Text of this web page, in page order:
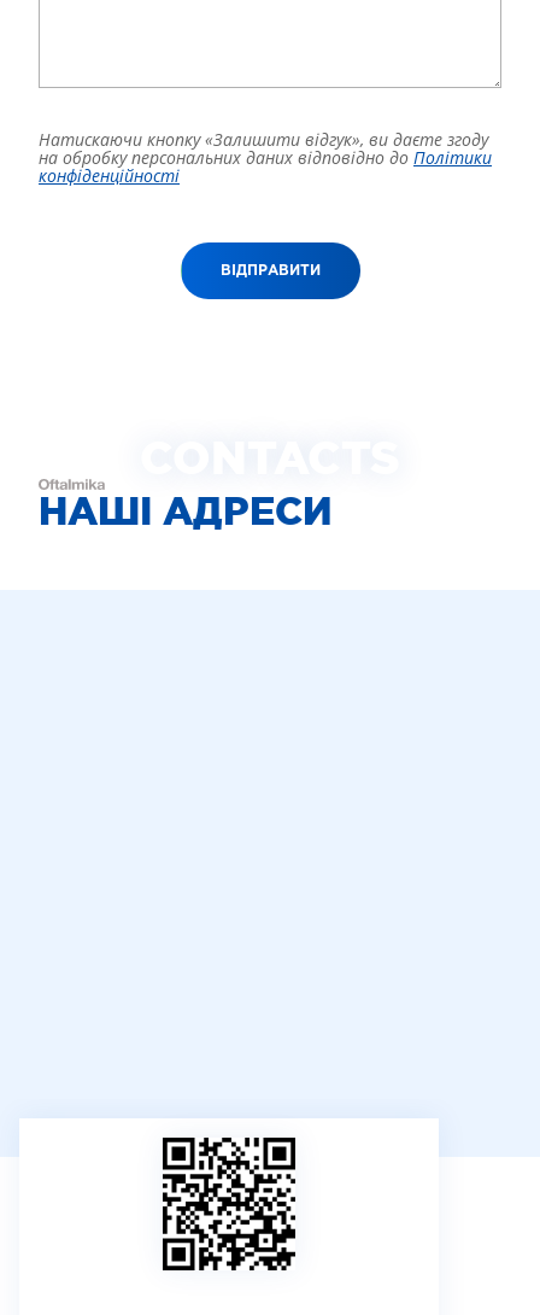
Натискаючи кнопку «Залишити відгук», ви даєте згоду
на обробку персональних даних відповідно до Політики
конфіденційності
ВІДПРАВИТИ
НАШІ АДРЕСИ